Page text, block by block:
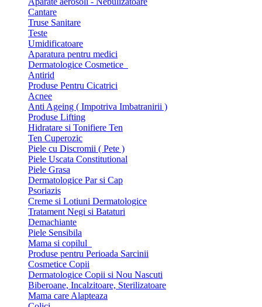
Cantare
Truse Sanitare
Teste
Umidificatoare
Aparatura pentru medici
Dermatologice Cosmetice
Antirid
Produse Pentru Cicatrici
Acnee
Anti Ageing ( Impotriva Imbatranirii )
Produse Lifting
Hidratare si Tonifiere Ten
Ten Cuperozic
Piele cu Discromii ( Pete )
Piele Uscata Constitutional
Piele Grasa
Dermatologice Par si Cap
Psoriazis
Creme si Lotiuni Dermatologice
Tratament Negi si Bataturi
Demachiante
Piele Sensibila
Mama si copilul
Produse pentru Perioada Sarcinii
Cosmetice Copii
Dermatologice Copii si Nou Nascuti
Biberoane, Incalzitoare, Sterilizatoare
Mama care Alapteaza